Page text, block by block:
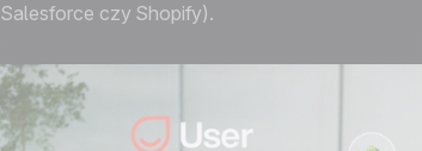
Salesforce czy Shopify).